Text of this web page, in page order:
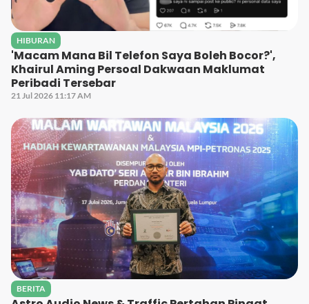
HIBURAN
'Macam Mana Bil Telefon Saya Boleh Bocor?',
Khairul Aming Persoal Dakwaan Maklumat
Peribadi Tersebar
21 Jul 2026 11:17 AM
BERITA